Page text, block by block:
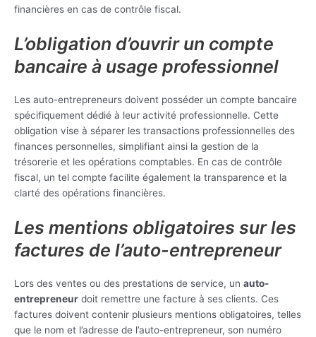
financières en cas de contrôle fiscal.
L’obligation d’ouvrir un compte
bancaire à usage professionnel
Les auto-entrepreneurs doivent posséder un compte bancaire
spécifiquement dédié à leur activité professionnelle. Cette
obligation vise à séparer les transactions professionnelles des
finances personnelles, simplifiant ainsi la gestion de la
trésorerie et les opérations comptables. En cas de contrôle
fiscal, un tel compte facilite également la transparence et la
clarté des opérations financières.
Les mentions obligatoires sur les
factures de l’auto-entrepreneur
Lors des ventes ou des prestations de service, un auto-
entrepreneur doit remettre une facture à ses clients. Ces
factures doivent contenir plusieurs mentions obligatoires, telles
que le nom et l’adresse de l’auto-entrepreneur, son numéro